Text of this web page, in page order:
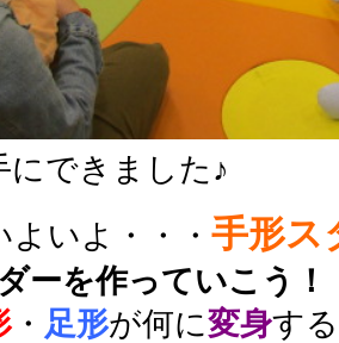
にできました♪
いよ・・・ 手形
ーを作っていこう！
・ 足形が何に変身す